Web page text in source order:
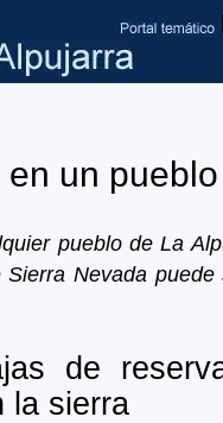
un pueblo
pueblo de La
Nevada puede
de
la sierra